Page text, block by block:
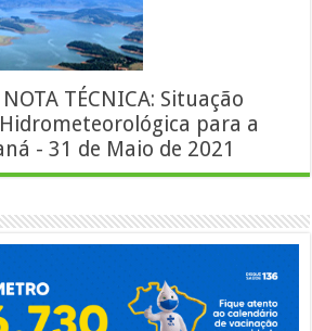
NOTA TÉCNICA: Situação
para a
- 31 de Maio de 2021